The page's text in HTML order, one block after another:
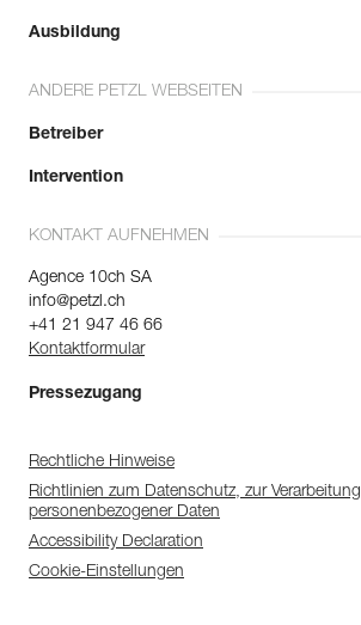
Ausbildung
ANDERE PETZL WEBSEITEN
Betreiber
Intervention
KONTAKT AUFNEHMEN
Agence 10ch SA
info@petzl.ch
+41 21 947 46 66
Kontaktformular
Pressezugang
Rechtliche Hinweise
Richtlinien zum Datenschutz, zur Verarbeitung
personenbezogener Daten
Accessibility Declaration
Cookie-Einstellungen